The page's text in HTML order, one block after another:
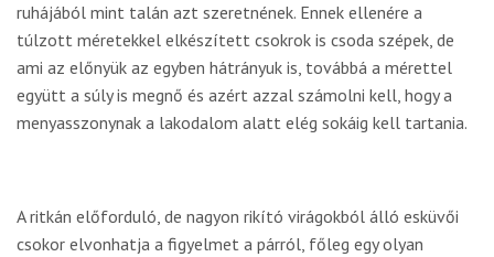
ruhájából mint talán azt szeretnének. Ennek ellenére a
túlzott méretekkel elkészített csokrok is csoda szépek, de
ami az előnyük az egyben hátrányuk is, továbbá a mérettel
együtt a súly is megnő és azért azzal számolni kell, hogy a
menyasszonynak a lakodalom alatt elég sokáig kell tartania.
A ritkán előforduló, de nagyon rikító virágokból álló esküvői
csokor elvonhatja a figyelmet a párról, főleg egy olyan